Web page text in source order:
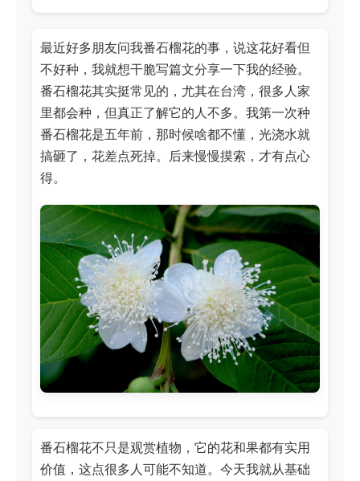
最近好多朋友问我番石榴花的事，说这花好看但
不好种，我就想干脆写篇文分享一下我的经验。
番石榴花其实挺常见的，尤其在台湾，很多人家
里都会种，但真正了解它的人不多。我第一次种
番石榴花是五年前，那时候啥都不懂，光浇水就
搞砸了，花差点死掉。后来慢慢摸索，才有点心
得。
番石榴花不只是观赏植物，它的花和果都有实用
价值，这点很多人可能不知道。今天我就从基础